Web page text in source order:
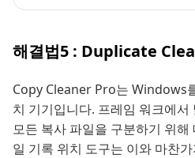
해결법5 : Duplicate
Copy Cleaner Pro는 Windows
치 기기입니다. 프레임 워크에
모든 복사 파일을 구분하기 위
일 기록 위치 도구는 이와 마찬